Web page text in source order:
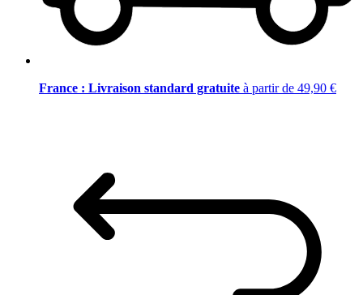
France : Livraison standard gratuite à partir de 49,90 €